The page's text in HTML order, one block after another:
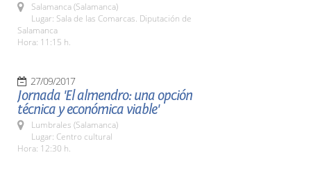
Salamanca (Salamanca)
Lugar: Sala de las Comarcas. Diputación de
Salamanca
Hora: 11:15 h.
27/09/2017
Jornada 'El almendro: una opción
técnica y económica viable'
Lumbrales (Salamanca)
Lugar: Centro cultural
Hora: 12:30 h.